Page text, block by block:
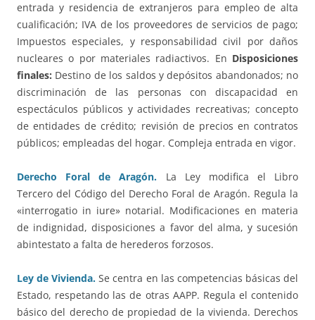
entrada y residencia de extranjeros para empleo de alta
cualificación; IVA de los proveedores de servicios de pago;
Impuestos especiales, y responsabilidad civil por daños
nucleares o por materiales radiactivos. En Disposiciones
finales: Destino de los saldos y depósitos abandonados; no
discriminación de las personas con discapacidad en
espectáculos públicos y actividades recreativas; concepto
de entidades de crédito; revisión de precios en contratos
públicos; empleadas del hogar. Compleja entrada en vigor.
Derecho Foral de Aragón.
La Ley modifica el Libro
Tercero del Código del Derecho Foral de Aragón. Regula la
«interrogatio in iure» notarial. Modificaciones en materia
de indignidad, disposiciones a favor del alma, y sucesión
abintestato a falta de herederos forzosos.
Ley de Vivienda. Se centra en las competencias básicas del
Estado, respetando las de otras AAPP. Regula el contenido
básico del derecho de propiedad de la vivienda. Derechos